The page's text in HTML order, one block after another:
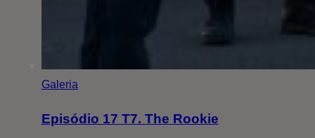
Galeria
Episódio 17 T7. The Rookie